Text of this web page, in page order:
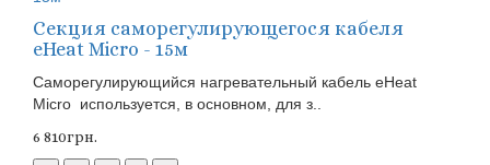
Секция саморегулирующегося кабеля
eHeat Micro - 15м
Саморегулирующийся нагревательный кабель eHeat
Micro используется, в основном, для з..
6 810грн.